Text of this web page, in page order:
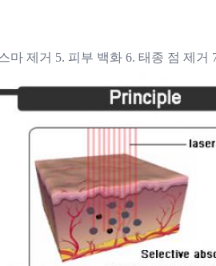
마 제거 5. 피부 백화 6. 태종 점 제